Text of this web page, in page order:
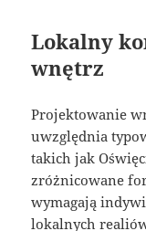
Lokalny
wnętrz
Projektowanie
uwzględnia
takich jak
zróżnicowane
wymagają
lokalnych